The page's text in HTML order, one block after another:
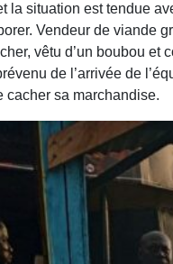
la situation est tendue
Vendeur de viande
vêtu d’un boubou et
de l’arrivée de
cacher sa marchandise.